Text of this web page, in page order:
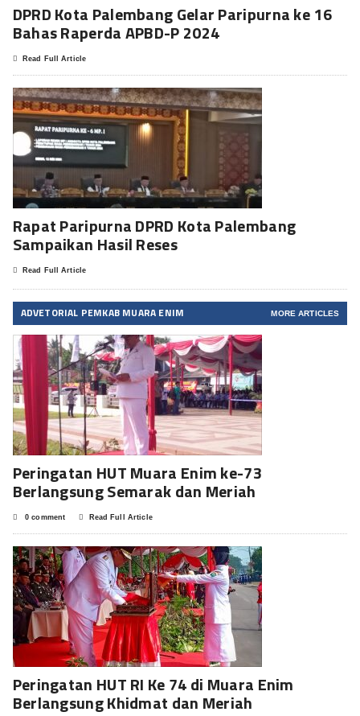
DPRD Kota Palembang Gelar Paripurna ke 16
Bahas Raperda APBD-P 2024
Read Full Article
Rapat Paripurna DPRD Kota Palembang
Sampaikan Hasil Reses
Read Full Article
ADVETORIAL PEMKAB MUARA ENIM MORE ARTICLES
Peringatan HUT Muara Enim ke-73
Berlangsung Semarak dan Meriah
0 comment Read Full Article
Peringatan HUT RI Ke 74 di Muara Enim
Berlangsung Khidmat dan Meriah